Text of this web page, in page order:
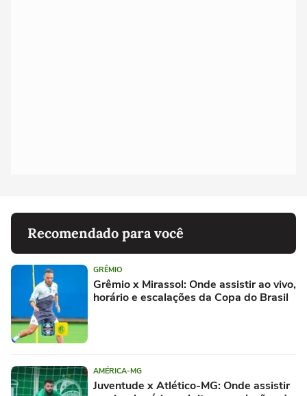
Recomendado para você
GRÊMIO
Grêmio x Mirassol: Onde assistir ao vivo,
horário e escalações da Copa do Brasil
AMÉRICA-MG
Juventude x Atlético-MG: Onde assistir